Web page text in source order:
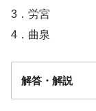
3．労宮
4．曲泉
解答・解説